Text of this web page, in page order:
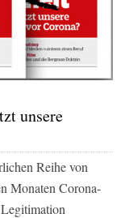
unsere
Reihe von
Monaten Corona-